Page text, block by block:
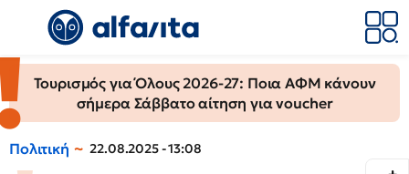
Τουρισμός για Όλους 2026-27: Ποια ΑΦΜ κάνουν
σήμερα Σάββατο αίτηση για voucher
Πολιτική 22.08.2025 - 13:08